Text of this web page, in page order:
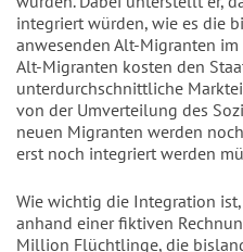
integriert würden, wie es die
anwesenden Alt-Migranten
Alt-Migranten kosten den
unterdurchschnittliche
von der Umverteilung des
neuen Migranten werden
erst noch integriert werden
Wie wichtig die Integration
anhand einer fiktiven
Million Flüchtlinge, die